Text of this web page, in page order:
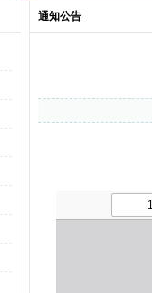
通知公告